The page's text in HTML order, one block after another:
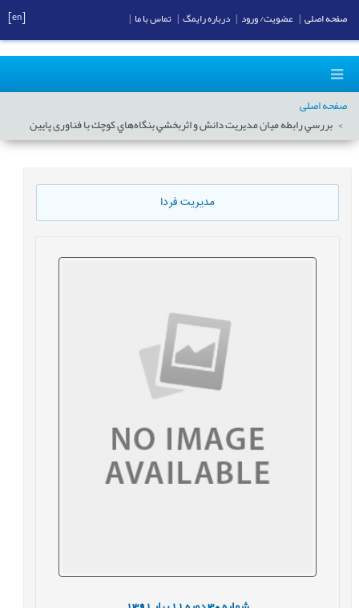
صفحه اصلی
بررسي رابطه ميان مديريت دانش و اثربخشي بنگاه‌هاي كوچك با فناوری پايين
مدیریت فردا
صفحه اصلی عضویت/ ورود درباره رایمگ تماس با ما